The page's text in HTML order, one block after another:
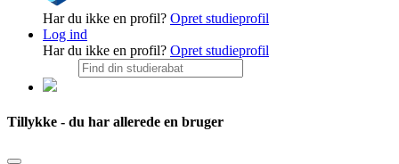
Har du ikke en profil? Opret studieprofil
Log ind
Har du ikke en profil? Opret studieprofil
Tillykke - du har allerede en bruger